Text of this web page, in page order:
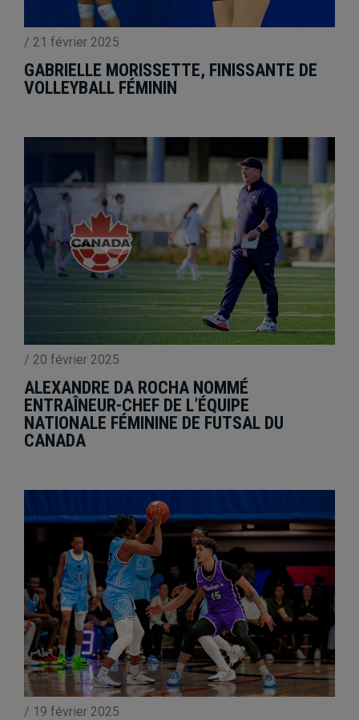
/ 21 février 2025
GABRIELLE MORISSETTE, FINISSANTE DE
VOLLEYBALL FÉMININ
/ 20 février 2025
ALEXANDRE DA ROCHA NOMMÉ
ENTRAÎNEUR-CHEF DE L’ÉQUIPE
NATIONALE FÉMININE DE FUTSAL DU
CANADA
/ 19 février 2025